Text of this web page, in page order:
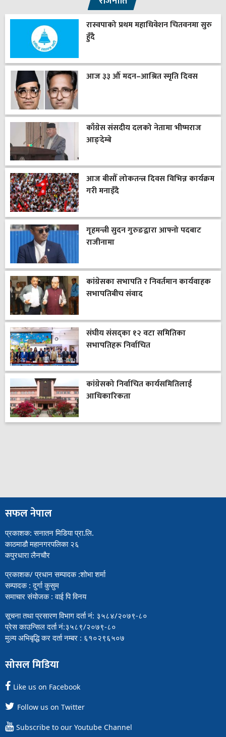
रास्वपाको प्रथम महाधिवेशन चितवनमा सुरु
हुँदै
आज ३३ औँ मदन–आश्रित स्मृति दिवस
काँग्रेस संसदीय दलको नेतामा भीष्मराज
आङ्देम्बे
आज बीसौँ लोकतन्त्र दिवस विभिन्न कार्यक्रम
गरी मनाइँदै
गृहमन्त्री सुदन गुरुङद्वारा आफ्नो पदबाट
राजीनामा
कांग्रेसका सभापति र निवर्तमान कार्यवाहक
सभापतिबीच संवाद
संघीय संसद्का १२ वटा समितिका
सभापतिहरू निर्वाचित
कांग्रेसको निर्वाचित कार्यसमितिलाई
आधिकारिकता
सफल नेपाल
प्रकाशक: सनातन मिडिया प्रा.लि.
काठमाडौ महानगरपलिका २६
कपुरधारा लैनचौर
प्रकाशक/ प्रधान सम्पादक :शोभा शर्मा
सम्पादक : दुर्गा कुसुम
समाचार संयोजक : वाई पि विनय
सूचना तथा प्रसारण विभाग दर्ता नं: ३५८४/२०७९-८०
प्रेस काउन्सिल दर्ता नं:३५८९/२०७९-८०
मुल्य अभिबृद्धि कर दर्ता नम्बर : ६१०२९६५०७
सोसल मिडिया
Like us on Facebook
Follow us on Twitter
Subscribe to our Youtube Channel